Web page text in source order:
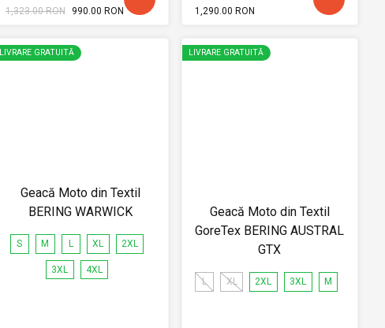
1,323.00 RON 990.00 RON 1,290.00 RON
LIVRARE GRATUITĂ
Geacă Moto din Textil
BERING WARWICK
S M L XL 2XL
3XL 4XL
LIVRARE GRATUITĂ
Geacă Moto din Textil
GoreTex BERING AUSTRAL
GTX
L XL 2XL 3XL M